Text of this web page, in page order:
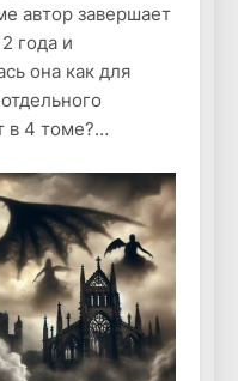
автор завершает
года и
она как для
в 4 томе?…